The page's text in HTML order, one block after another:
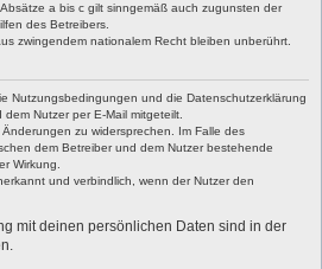
a bis c gilt sinngemäß auch zugunsten der
des Betreibers.
zwingendem nationalem Recht bleiben unberührt.
Nutzungsbedingungen und die Datenschutzerklärung
Nutzer per E-Mail mitgeteilt.
zu widersprechen. Im Falle des
dem Betreiber und dem Nutzer bestehende
Wirkung.
und verbindlich, wenn der Nutzer den
mit deinen persönlichen Daten sind in der